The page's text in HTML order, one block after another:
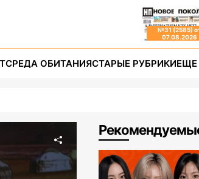
№31 (2585)
07.08.2026
СРЕДА ОБИТАНИЯСТАРЫЕ РУБРИКИЕЩЕ